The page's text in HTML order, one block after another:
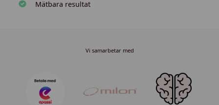
Mätbara resultat
Vi samarbetar med